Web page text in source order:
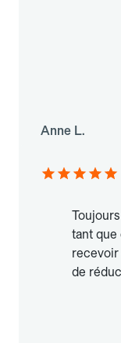
Anne L.
tant que
recevoir
de